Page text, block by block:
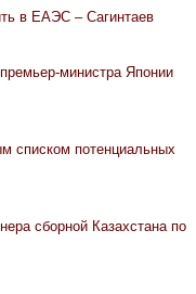
в ЕАЭС – Сагинтаев
министра Японии
списком потенциальных
сборной Казахстана по